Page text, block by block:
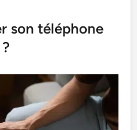
son téléphone